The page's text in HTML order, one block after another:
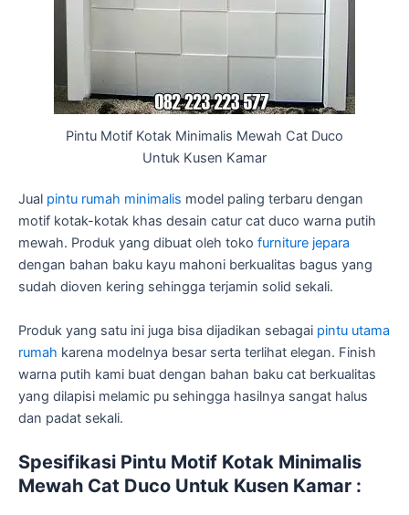
Pintu Motif Kotak Minimalis Mewah Cat Duco
Untuk Kusen Kamar
Jual pintu rumah minimalis model paling terbaru dengan
motif kotak-kotak khas desain catur cat duco warna putih
mewah. Produk yang dibuat oleh toko furniture jepara
dengan bahan baku kayu mahoni berkualitas bagus yang
sudah dioven kering sehingga terjamin solid sekali.
Produk yang satu ini juga bisa dijadikan sebagai pintu utama
rumah karena modelnya besar serta terlihat elegan. Finish
warna putih kami buat dengan bahan baku cat berkualitas
yang dilapisi melamic pu sehingga hasilnya sangat halus
dan padat sekali.
Spesifikasi Pintu Motif Kotak Minimalis
Mewah Cat Duco Untuk Kusen Kamar :